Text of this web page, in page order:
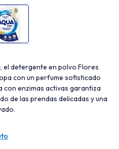
el detergente en polvo Flores
con un perfume sofisticado
con enzimas activas garantiza
de las prendas delicadas y una